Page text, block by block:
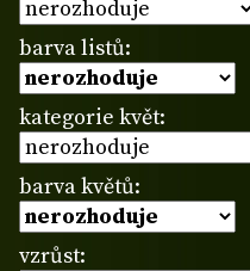
barva listů:
kategorie květ:
barva květů:
vzrůst: